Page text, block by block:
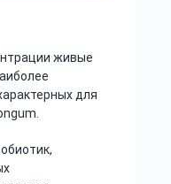
живые
для